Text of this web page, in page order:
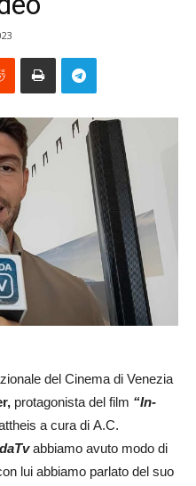
del Cinema di Venezia
protagonista del film “In-
a cura di A.C.
abbiamo avuto modo di
lui abbiamo parlato del suo